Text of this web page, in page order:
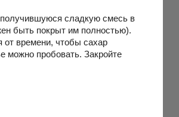
сладкую смесь в
быть покрыт им полностью).
от времени, чтобы сахар
можно пробовать. Закройте